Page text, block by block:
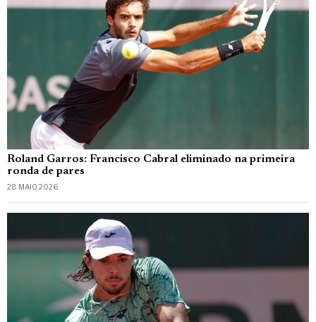
Roland Garros: Francisco Cabral eliminado na primeira
ronda de pares
28 MAIO, 2026